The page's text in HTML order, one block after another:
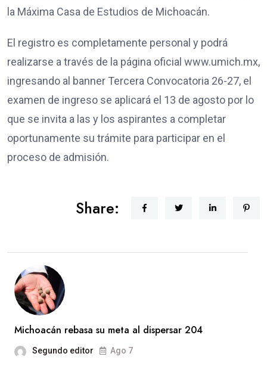
la Máxima Casa de Estudios de Michoacán.
El registro es completamente personal y podrá
realizarse a través de la página oficial www.umich.mx,
ingresando al banner Tercera Convocatoria 26-27, el
examen de ingreso se aplicará el 13 de agosto por lo
que se invita a las y los aspirantes a completar
oportunamente su trámite para participar en el
proceso de admisión.
Share:
Michoacán rebasa su meta al dispersar 204
Segundo editor Ago 7